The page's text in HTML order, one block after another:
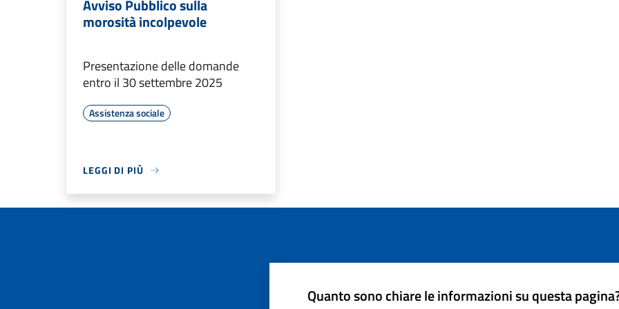
Avviso Pubblico sulla
morosità incolpevole
Presentazione delle domande
entro il 30 settembre 2025
Assistenza sociale
LEGGI DI PIÙ
Quanto sono chiare le informazioni su questa